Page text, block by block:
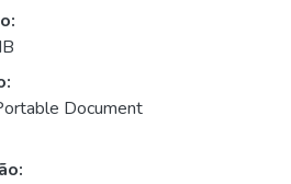
Document